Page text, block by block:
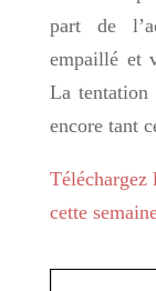
part de
empaillé et
La tentation
encore tant
Téléchargez
cette